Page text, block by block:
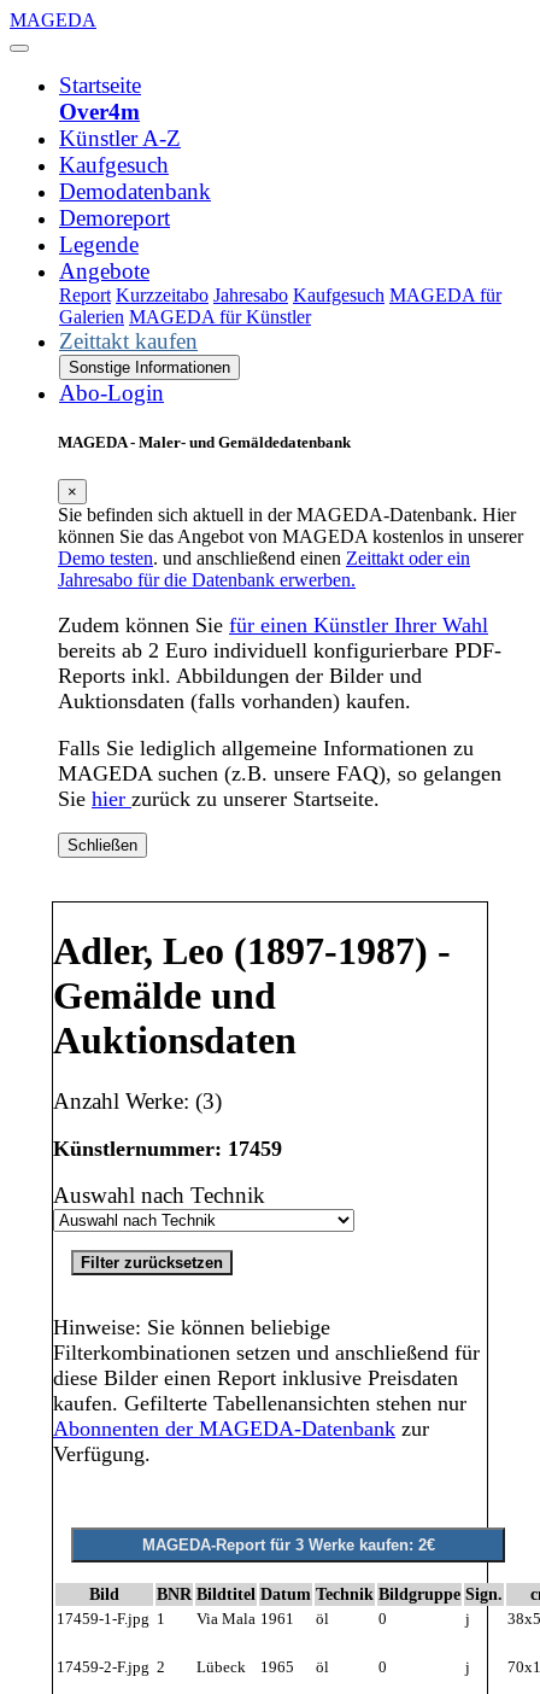
MAGEDA
Startseite
Over4m
Künstler A-Z
Kaufgesuch
Demodatenbank
Demoreport
Legende
Angebote
Report Kurzzeitabo Jahresabo Kaufgesuch MAGEDA für
Galerien MAGEDA für Künstler
Zeittakt kaufen
Sonstige Informationen
Abo-Login
MAGEDA - Maler- und Gemäldedatenbank
×
Sie befinden sich aktuell in der MAGEDA-Datenbank. Hier
können Sie das Angebot von MAGEDA kostenlos in unserer
Demo testen. und anschließend einen Zeittakt oder ein
Jahresabo für die Datenbank erwerben.
Zudem können Sie für einen Künstler Ihrer Wahl
bereits ab 2 Euro individuell konfigurierbare PDF-
Reports inkl. Abbildungen der Bilder und
Auktionsdaten (falls vorhanden) kaufen.
Falls Sie lediglich allgemeine Informationen zu
MAGEDA suchen (z.B. unsere FAQ), so gelangen
Sie hier zurück zu unserer Startseite.
Schließen
Adler, Leo (1897-1987) -
Gemälde und
Auktionsdaten
Anzahl Werke: (3)
Künstlernummer: 17459
Auswahl nach Technik
Hinweise: Sie können beliebige
Filterkombinationen setzen und anschließend für
diese Bilder einen Report inklusive Preisdaten
kaufen. Gefilterte Tabellenansichten stehen nur
Abonnenten der MAGEDA-Datenbank zur
Verfügung.
Bild BNR Bildtitel Datum Technik Bildgruppe Sign.
17459-1-F.jpg 1 Via Mala 1961 öl 0 j
17459-2-F.jpg 2 Lübeck 1965 öl 0 j